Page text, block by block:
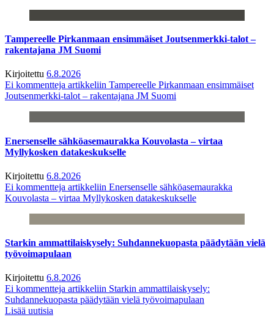
Tampereelle Pirkanmaan ensimmäiset Joutsenmerkki-talot –
rakentajana JM Suomi
Kirjoitettu 6.8.2026
Ei kommentteja artikkeliin Tampereelle Pirkanmaan ensimmäiset
Joutsenmerkki-talot – rakentajana JM Suomi
Enersenselle sähköasemaurakka Kouvolasta – virtaa
Myllykosken datakeskukselle
Kirjoitettu 6.8.2026
Ei kommentteja artikkeliin Enersenselle sähköasemaurakka
Kouvolasta – virtaa Myllykosken datakeskukselle
Starkin ammattilaiskysely: Suhdannekuopasta päädytään vielä
työvoimapulaan
Kirjoitettu 6.8.2026
Ei kommentteja artikkeliin Starkin ammattilaiskysely:
Suhdannekuopasta päädytään vielä työvoimapulaan
Lisää uutisia